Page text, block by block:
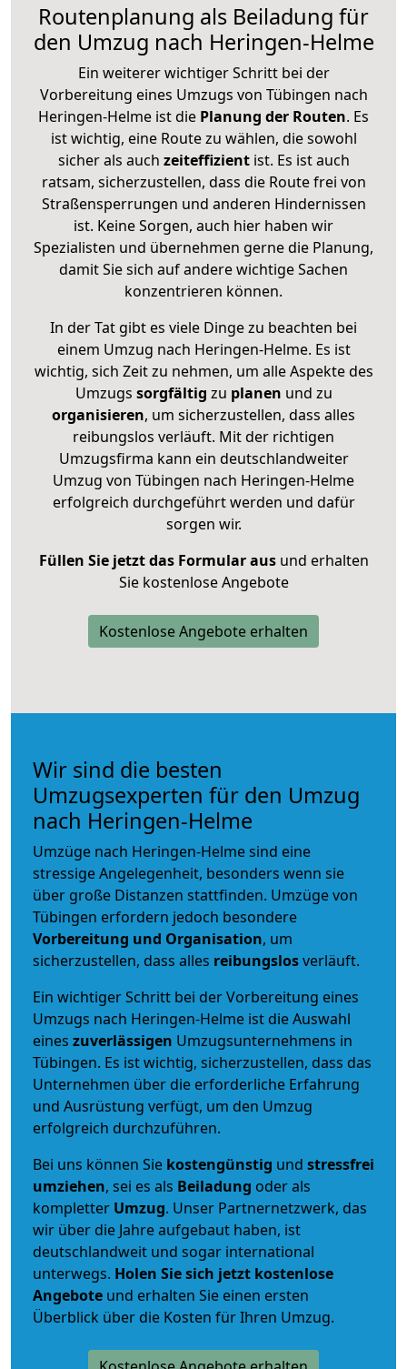
Routenplanung als Beiladung für
den Umzug nach Heringen-Helme
Ein weiterer wichtiger Schritt bei der
Vorbereitung eines Umzugs von Tübingen nach
Heringen-Helme ist die Planung der Routen. Es
ist wichtig, eine Route zu wählen, die sowohl
sicher als auch zeiteffizientist. Es ist auch
ratsam, sicherzustellen, dass die Route frei von
Straßensperrungen und anderen Hindernissen
ist. Keine Sorgen, auch hier haben wir
Spezialisten und übernehmen gerne die Planung,
damit Sie sich auf andere wichtige Sachen
konzentrieren können.
In der Tat gibt es viele Dinge zu beachten bei
einem Umzug nach Heringen-Helme. Es ist
wichtig, sich Zeit zu nehmen, um alle Aspekte des
Umzugs sorgfältig zu planen und zu
organisieren, um sicherzustellen, dass alles
reibungslos verläuft. Mit der richtigen
Umzugsfirma kann ein deutschlandweiter
Umzug von Tübingen nach Heringen-Helme
erfolgreich durchgeführt werden und dafür
sorgen wir.
Füllen Sie jetzt das Formular ausund erhalten
Sie kostenlose Angebote
Kostenlose Angebote erhalten
Wir sind die besten
Umzugsexperten für den Umzug
nach Heringen-Helme
Umzüge nach Heringen-Helme sind eine
stressige Angelegenheit, besonders wenn sie
über große Distanzen stattfinden. Umzüge von
Tübingen erfordern jedoch besondere
Vorbereitung und Organisation, um
sicherzustellen, dass alles reibungslosverläuft.
Ein wichtiger Schritt bei der Vorbereitung eines
Umzugs nach Heringen-Helme ist die Auswahl
eines zuverlässigen Umzugsunternehmens in
Tübingen. Es ist wichtig, sicherzustellen, dass das
Unternehmen über die erforderliche Erfahrung
und Ausrüstung verfügt, um den Umzug
erfolgreich durchzuführen.
Bei uns können Sie kostengünstig und stressfrei
umziehen, sei es als Beiladung oder als
kompletter Umzug. Unser Partnernetzwerk, das
wir über die Jahre aufgebaut haben, ist
deutschlandweit und sogar international
unterwegs. Holen Sie sich jetzt kostenlose
Angebote und erhalten Sie einen ersten
Überblick über die Kosten für Ihren Umzug.